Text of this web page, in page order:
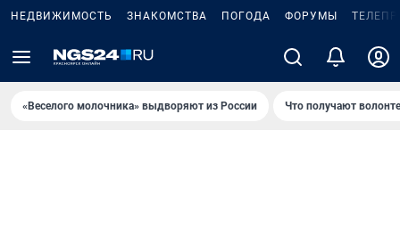
НЕДВИЖИМОСТЬ ЗНАКОМСТВА ПОГОДА ФОРУМЫ
«Веселого молочника» выдворяют из России Что получают